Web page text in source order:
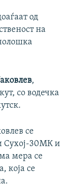
од
на
,
со водечка
се
Сухој-30МК и
мера се
која се